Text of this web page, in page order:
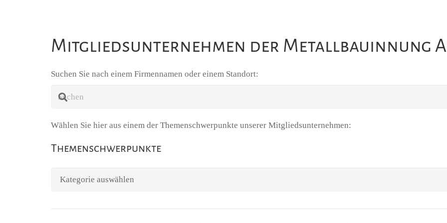
Mitgliedsunternehmen der Metallbauinnung
Suchen Sie nach einem Firmennamen oder einem Standort:
Wählen Sie hier aus einem der Themenschwerpunkte unserer Mitgliedsunternehmen:
Themenschwerpunkte